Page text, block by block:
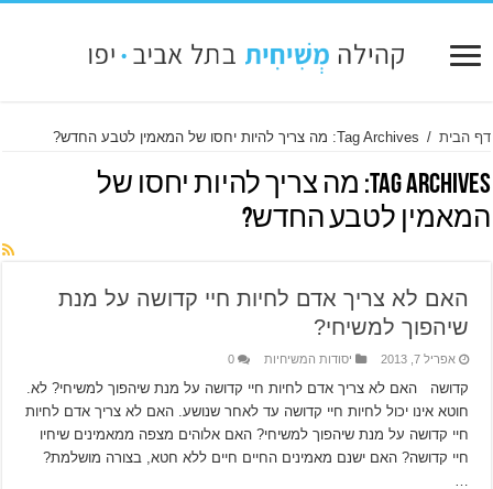
דף הבית / Tag Archives: מה צריך להיות יחסו של המאמין לטבע החדש?
Tag Archives: מה צריך להיות יחסו של
המאמין לטבע החדש?
האם לא צריך אדם לחיות חיי קדושה על מנת
שיהפוך למשיחי?
אפריל 7, 2013 יסודות המשיחיות 0
קדושה האם לא צריך אדם לחיות חיי קדושה על מנת שיהפוך למשיחי? לא.
חוטא אינו יכול לחיות חיי קדושה עד לאחר שנושע. האם לא צריך אדם לחיות
חיי קדושה על מנת שיהפוך למשיחי? האם אלוהים מצפה ממאמינים שיחיו
חיי קדושה? האם ישנם מאמינים החיים חיים ללא חטא, בצורה מושלמת?
…